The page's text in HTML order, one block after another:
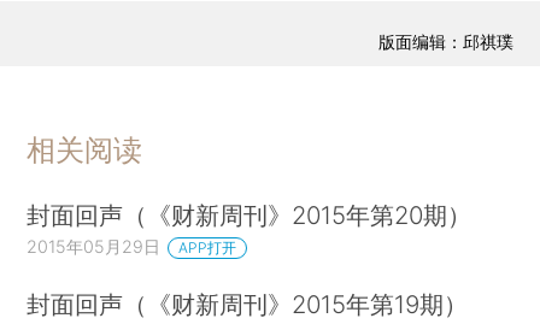
版面编辑：邱祺璞
相关阅读
封面回声（《财新周刊》2015年第20期）
2015年05月29日 APP打开
封面回声（《财新周刊》2015年第19期）